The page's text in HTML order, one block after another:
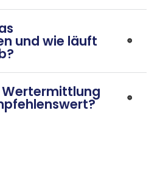
und wie läuft
Wertermittlung